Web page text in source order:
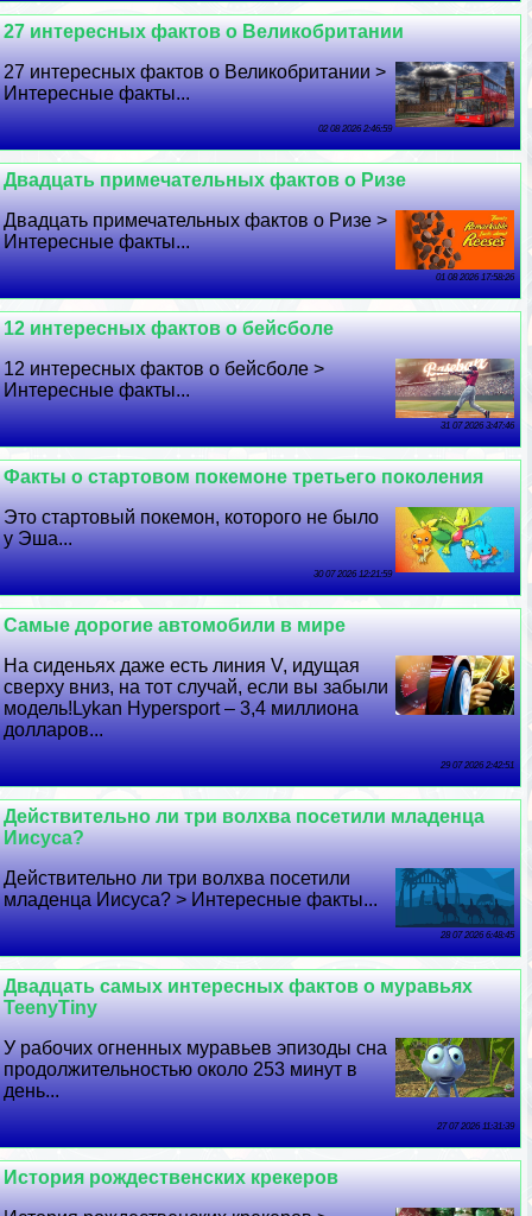
27 интересных фактов о Великобритании
27 интересных фактов о Великобритании >
Интересные факты...
02 08 2026 2:46:59
Двадцать примечательных фактов о Ризе
Двадцать примечательных фактов о Ризе >
Интересные факты...
01 08 2026 17:58:26
12 интересных фактов о бейсболе
12 интересных фактов о бейсболе >
Интересные факты...
31 07 2026 3:47:46
Факты о стартовом покемоне третьего поколения
Это стартовый покемон, которого не было
у Эша...
30 07 2026 12:21:59
Самые дорогие автомобили в мире
На сиденьях даже есть линия V, идущая
сверху вниз, на тот случай, если вы забыли
модель!Lykan Hypersport – 3,4 миллиона
долларов...
29 07 2026 2:42:51
Действительно ли три волхва посетили младенца
Иисуса?
Действительно ли три волхва посетили
младенца Иисуса? > Интересные факты...
28 07 2026 6:48:45
Двадцать самых интересных фактов о муравьях
TeenyTiny
У рабочих огненных муравьев эпизоды сна
продолжительностью около 253 минут в
день...
27 07 2026 11:31:39
История рождественских крекеров